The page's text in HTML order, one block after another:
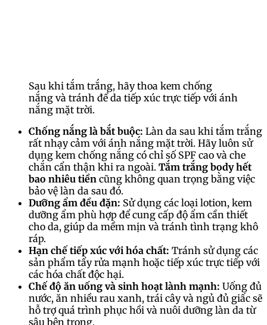
Sau khi tắm trắng, hãy thoa kem chống
nắng và tránh để da tiếp xúc trực tiếp với ánh
nắng mặt trời.
Chống nắng là bắt buộc: Làn da sau khi tắm trắng
rất nhạy cảm với ánh nắng mặt trời. Hãy luôn sử
dụng kem chống nắng có chỉ số SPF cao và che
chắn cẩn thận khi ra ngoài. Tắm trắng body hết
bao nhiêu tiền cũng không quan trọng bằng việc
bảo vệ làn da sau đó.
Dưỡng ẩm đều đặn: Sử dụng các loại lotion, kem
dưỡng ẩm phù hợp để cung cấp độ ẩm cần thiết
cho da, giúp da mềm mịn và tránh tình trạng khô
ráp.
Hạn chế tiếp xúc với hóa chất: Tránh sử dụng các
sản phẩm tẩy rửa mạnh hoặc tiếp xúc trực tiếp với
các hóa chất độc hại.
Chế độ ăn uống và sinh hoạt lành mạnh: Uống đủ
nước, ăn nhiều rau xanh, trái cây và ngủ đủ giấc sẽ
hỗ trợ quá trình phục hồi và nuôi dưỡng làn da từ
sâu bên trong.